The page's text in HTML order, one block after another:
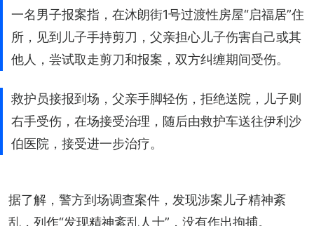
一名男子报案指，在沐朗街1号过渡性房屋“启福居”住
所，见到儿子手持剪刀，父亲担心儿子伤害自己或其
他人，尝试取走剪刀和报案，双方纠缠期间受伤。
救护员接报到场，父亲手脚轻伤，拒绝送院，儿子则
右手受伤，在场接受治理，随后由救护车送往伊利沙
伯医院，接受进一步治疗。
据了解，警方到场调查案件，发现涉案儿子精神紊
乱，列作“发现精神紊乱人士”，没有作出拘捕。